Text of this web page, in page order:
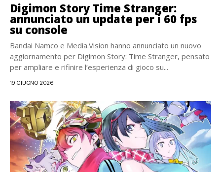
Digimon Story Time Stranger:
annunciato un update per i 60 fps
su console
Bandai Namco e Media.Vision hanno annunciato un nuovo
aggiornamento per Digimon Story: Time Stranger, pensato
per ampliare e rifinire l’esperienza di gioco su...
19 GIUGNO 2026